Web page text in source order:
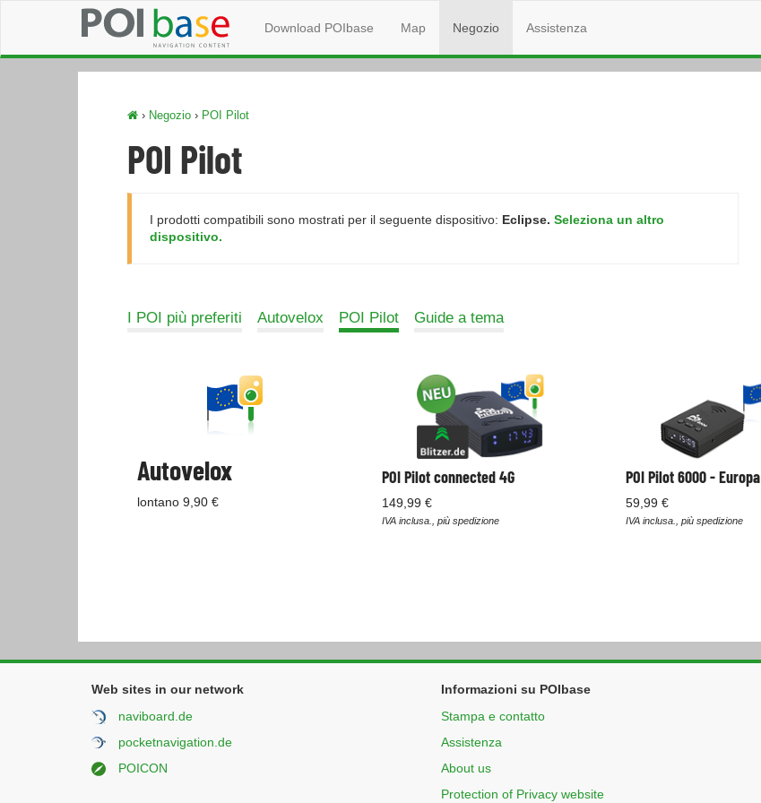
Download POIbase Map Negozio Assistenza
› Negozio › POI Pilot
POI Pilot
I prodotti compatibili sono mostrati per il seguente dispositivo: Eclipse. Seleziona un altro
dispositivo.
I POI più preferiti Autovelox POI Pilot Guide a tema
Autovelox
lontano 9,90 €
POI Pilot connected 4G
149,99 €
IVA inclusa., più spedizione
POI Pilot 6000 - Europa
59,99 €
IVA inclusa., più spedizione
Web sites in our network
naviboard.de
pocketnavigation.de
POICON
Informazioni su POIbase
Stampa e contatto
Assistenza
About us
Protection of Privacy website